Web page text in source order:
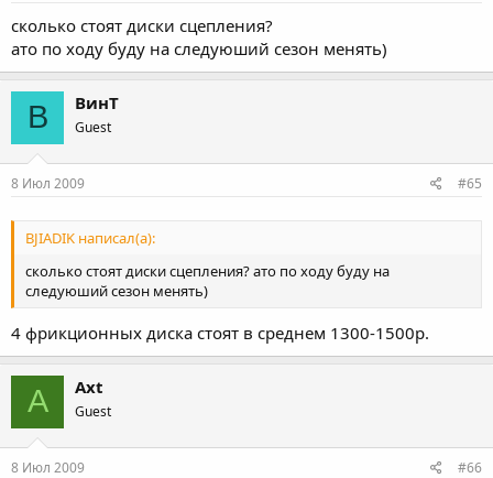
сколько стоят диски сцепления?
ато по ходу буду на следуюший сезон менять)
В ВинТ
Guest
8 Июл 2009 #65
BJIADIK написал(а):
сколько стоят диски сцепления? ато по ходу буду на
следуюший сезон менять)
4 фрикционных диска стоят в среднем 1300-1500р.
A Axt
Guest
8 Июл 2009 #66